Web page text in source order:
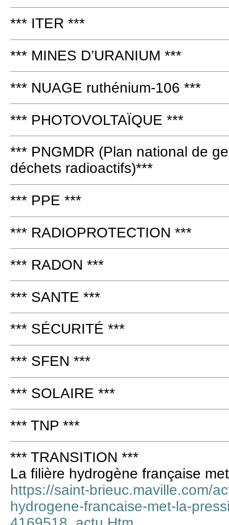
*** ITER ***
*** MINES D’URANIUM ***
*** NUAGE ruthénium-106 ***
*** PHOTOVOLTAÏQUE ***
*** PNGMDR (Plan national de
déchets radioactifs)***
*** PPE ***
*** RADIOPROTECTION ***
*** RADON ***
*** SANTE ***
*** SÉCURITÉ ***
*** SFEN ***
*** SOLAIRE ***
*** TNP ***
*** TRANSITION ***
La filière hydrogène française
https://saint-brieuc.maville.com/
hydrogene-francaise-met-la-